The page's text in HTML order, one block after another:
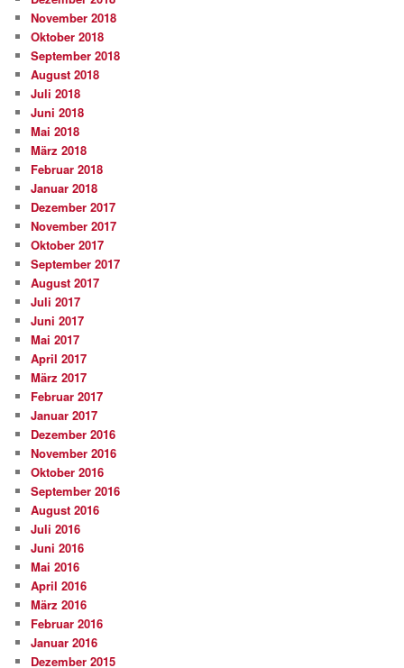
November 2018
Oktober 2018
September 2018
August 2018
Juli 2018
Juni 2018
Mai 2018
März 2018
Februar 2018
Januar 2018
Dezember 2017
November 2017
Oktober 2017
September 2017
August 2017
Juli 2017
Juni 2017
Mai 2017
April 2017
März 2017
Februar 2017
Januar 2017
Dezember 2016
November 2016
Oktober 2016
September 2016
August 2016
Juli 2016
Juni 2016
Mai 2016
April 2016
März 2016
Februar 2016
Januar 2016
Dezember 2015